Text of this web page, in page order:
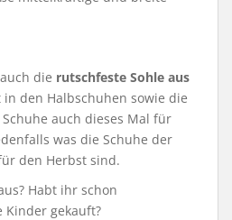
die rutschfeste Sohle aus
in den Halbschuhen sowie die
auch dieses Mal für
was die Schuhe der
den Herbst sind.
Habt ihr schon
Kinder gekauft?